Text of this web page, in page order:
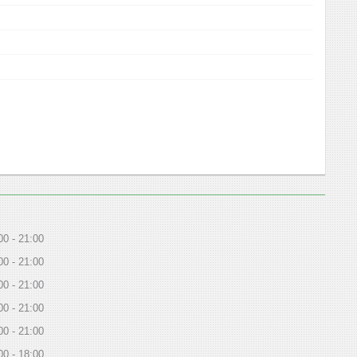
21:00
21:00
21:00
21:00
21:00
18:00